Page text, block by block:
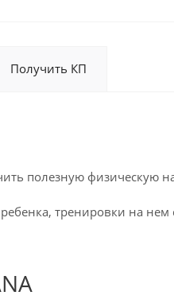
Получить КП
полезную физическую
тренировки на